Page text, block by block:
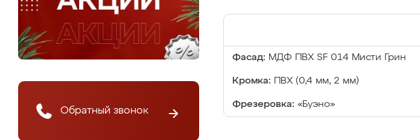
Обратный звонок
Фасад: МДФ ПВХ SF 014 Мисти Грин
Кромка: ПВХ (0,4 мм, 2 мм)
Фрезеровка: «Буэно»